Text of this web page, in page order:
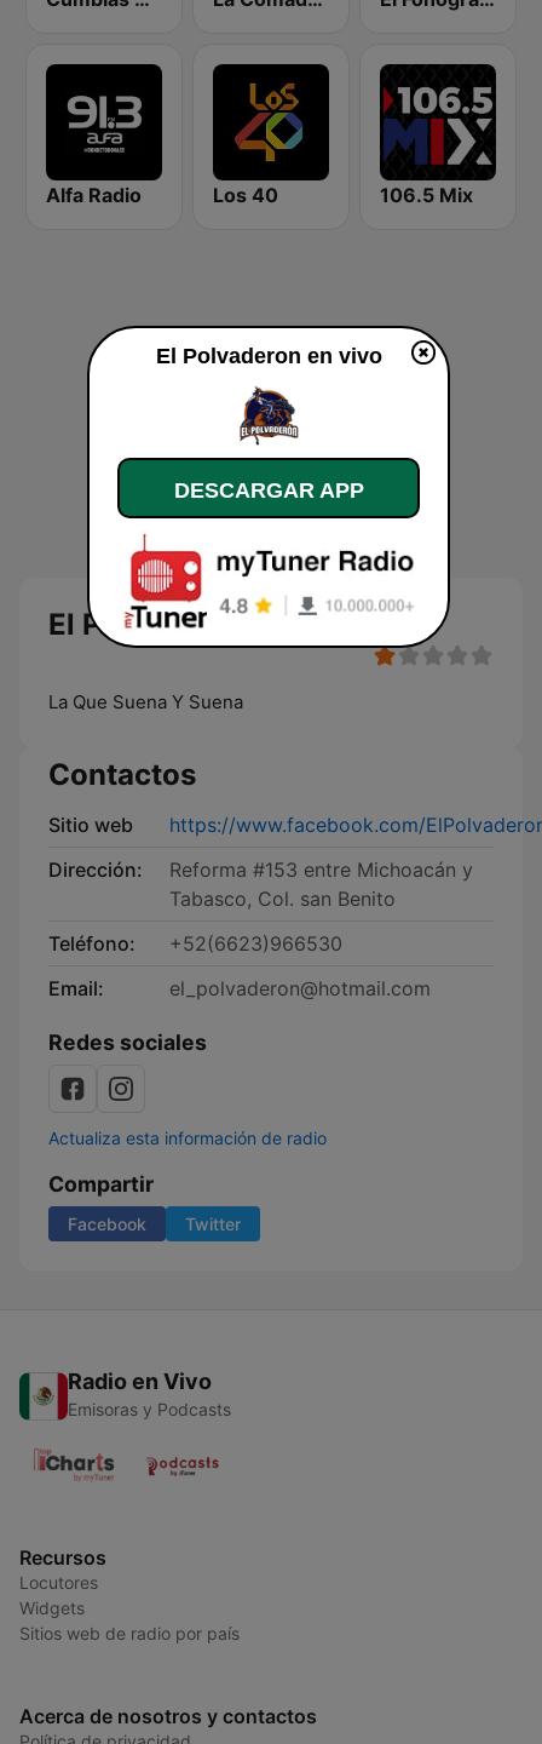
Alfa Radio Los 40 106.5 Mix
El Polvaderon en vivo
La Que Suena Y Suena
Contactos
Sitio web
https://www.facebook.com/
Dirección:
Reforma #153 entre Michoacán y
Tabasco, Col. san Benito
Teléfono:
+52(6623)966530
Email:
el_polvaderon@hotmail.com
Redes sociales
Actualiza esta información de radio
Compartir
Facebook Twitter
Radio en Vivo
Emisoras y Podcasts
Recursos
Locutores
Widgets
Sitios web de radio por país
Acerca de nosotros y contactos
El Polvaderon en vivo
DESCARGAR APP